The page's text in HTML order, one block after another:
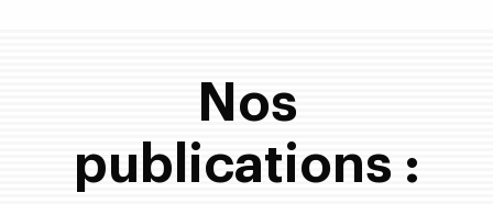
Nos
publications :